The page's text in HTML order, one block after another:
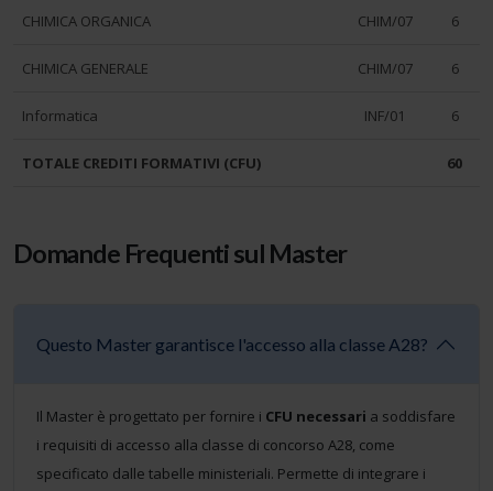
CHIMICA ORGANICA CHIM/07 6
CHIMICA GENERALE CHIM/07 6
Informatica INF/01 6
TOTALE CREDITI FORMATIVI (CFU) 60
Domande Frequenti sul Master
Questo Master garantisce l'accesso alla classe A28?
Il Master è progettato per fornire i CFU necessari a soddisfare
i requisiti di accesso alla classe di concorso A28, come
specificato dalle tabelle ministeriali. Permette di integrare i